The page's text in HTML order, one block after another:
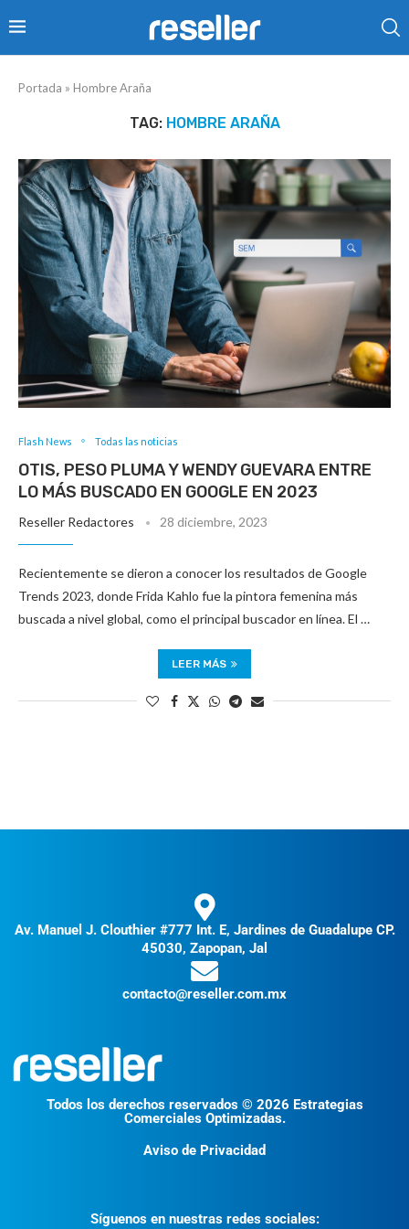
Portada » Hombre Araña
TAG: HOMBRE ARAÑA
Flash News Todas las noticias
OTIS, PESO PLUMA Y WENDY GUEVARA ENTRE
LO MÁS BUSCADO EN GOOGLE EN 2023
Reseller Redactores 28 diciembre, 2023
Recientemente se dieron a conocer los resultados de Google
Trends 2023, donde Frida Kahlo fue la pintora femenina más
buscada a nivel global, como el principal buscador en línea. El …
LEER MÁS
Av. Manuel J. Clouthier #777 Int. E, Jardines de Guadalupe CP.
45030, Zapopan, Jal
contacto@reseller.com.mx
Todos los derechos reservados © 2026 Estrategias
Comerciales Optimizadas.
Aviso de Privacidad
Síguenos en nuestras redes sociales: